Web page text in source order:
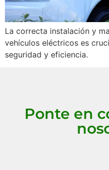
La correcta instalación y
vehículos eléctricos es
seguridad y eficiencia.
Ponte en